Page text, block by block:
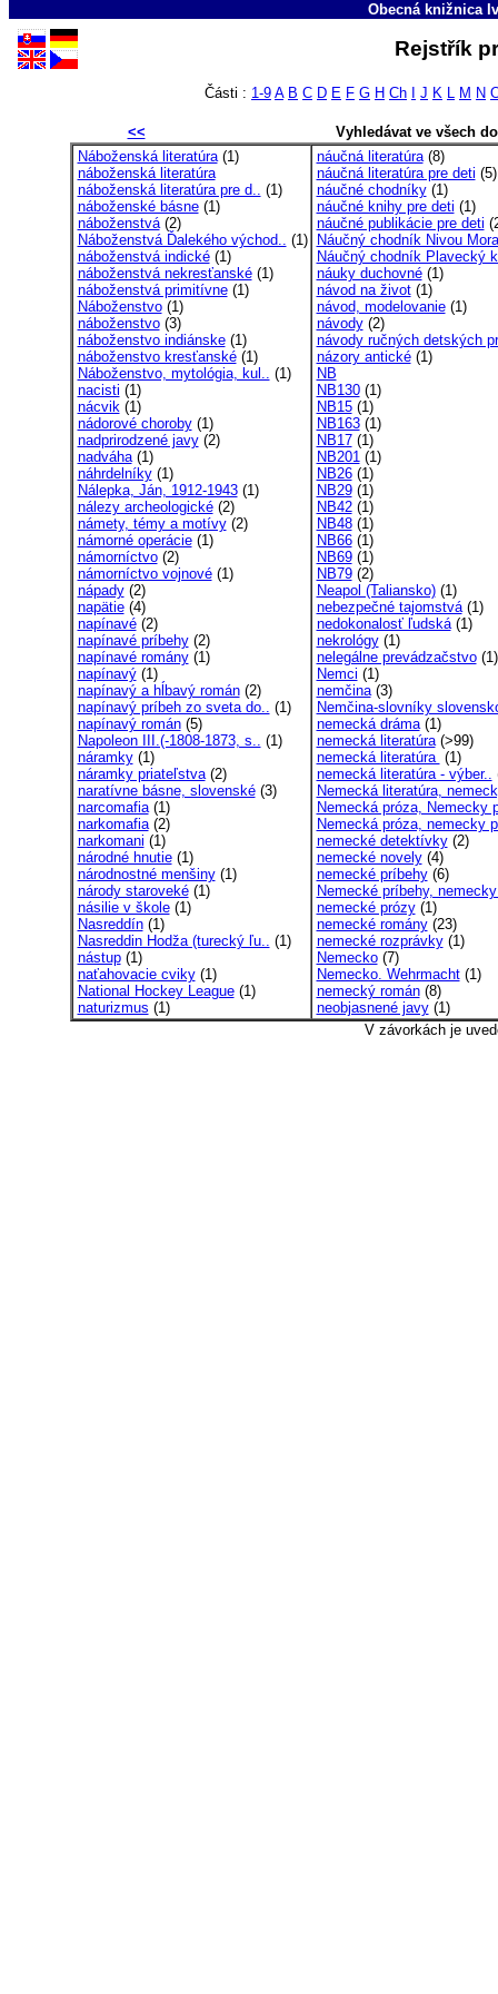
Obecná knižnica
Rejstřík
Části : 1-9 A B C D E F G H Ch J K L M N
<<
Vyhledávat ve všech
Náboženská literatúra(1)
náboženská literatúra
náboženská literatúra pre d.. (1)
náboženské básne(1)
náboženstvá(2)
Náboženstvá Ďalekého východ.. (1)
náboženstvá indické(1)
náboženstvá nekresťanské(1)
náboženstvá primitívne(1)
Náboženstvo(1)
náboženstvo(3)
náboženstvo indiánske(1)
náboženstvo kresťanské(1)
Náboženstvo, mytológia, kul.. (1)
nacisti (1)
nácvik(1)
nádorové choroby(1)
nadprirodzené javy(2)
nadváha(1)
náhrdelníky(1)
Nálepka, Ján, 1912-1943(1)
nálezy archeologické(2)
námety, témy a motívy(2)
námorné operácie(1)
námorníctvo(2)
námorníctvo vojnové(1)
nápady(2)
napätie(4)
napínavé(2)
napínavé príbehy(2)
napínavé romány(1)
napínavý(1)
napínavý a hĺbavý román(2)
napínavý príbeh zo sveta do.. (1)
napínavý román(5)
Napoleon III.(-1808-1873, s.. (1)
náramky(1)
náramky priateľstva(2)
naratívne básne, slovenské(3)
narcomafia(1)
narkomafia(2)
narkomani (1)
národné hnutie(1)
národnostné menšiny(1)
národy staroveké(1)
násilie v škole(1)
Nasreddín(1)
Nasreddin Hodža (turecký ľu.. (1)
nástup(1)
naťahovacie cviky(1)
National Hockey League(1)
naturizmus (1)
náučná literatúra(8)
náučná literatúra pre deti (5)
náučné chodníky(1)
náučné knihy pre deti (1)
náučné publikácie pre deti
Náučný chodník Nivou
Náučný chodník Plavecký
náuky duchovné(1)
návod na život(1)
návod, modelovanie(1)
návody(2)
návody ručných detských
názory antické(1)
NB
NB130(1)
NB15(1)
NB163(1)
NB17(1)
NB201(1)
NB26(1)
NB29(1)
NB42(1)
NB48(1)
NB66(1)
NB69(1)
NB79(2)
Neapol (Taliansko)(1)
nebezpečné tajomstvá(1)
nedokonalosť ľudská(1)
nekrológy(1)
nelegálne prevádzačstvo(1)
Nemci (1)
nemčina(3)
Nemčina-slovníky
nemecká dráma(1)
nemecká literatúra(>99)
nemecká literatúra (1)
nemecká literatúra - výber..
Nemecká literatúra,
Nemecká próza, Nemecky
Nemecká próza, nemecky
nemecké detektívky(2)
nemecké novely(4)
nemecké príbehy(6)
Nemecké príbehy,
nemecké prózy(1)
nemecké romány(23)
nemecké rozprávky(1)
Nemecko(7)
Nemecko. Wehrmacht(1)
nemecký román(8)
neobjasnené javy(1)
V závorkách je